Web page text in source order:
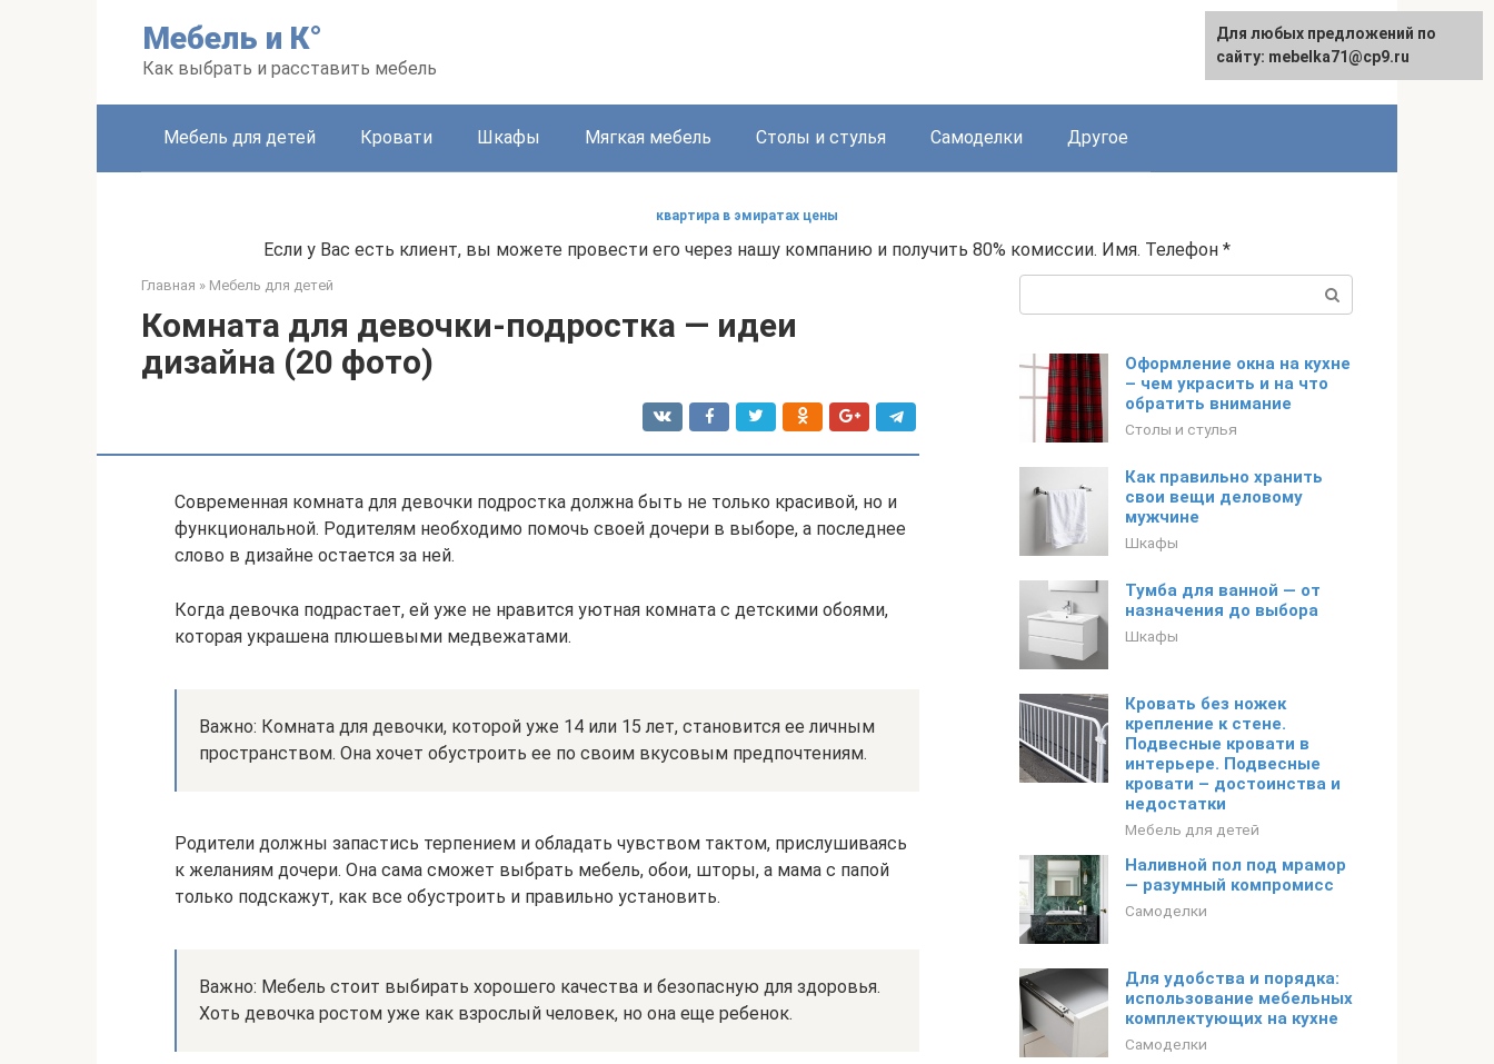
Мебель и К°
Как выбрать и расставить мебель
Мебель для детей Кровати Шкафы Мягкая мебель Столы и стулья Самоделки Другое
квартира в эмиратах цены
Если у Вас есть клиент, вы можете провести его через нашу компанию и получить 80% комиссии. Имя. Телефон *
Главная » Мебель для детей
Комната для девочки-подростка — идеи
дизайна (20 фото)
Современная комната для девочки подростка должна быть не только красивой, но и
функциональной. Родителям необходимо помочь своей дочери в выборе, а последнее
слово в дизайне остается за ней.
Когда девочка подрастает, ей уже не нравится уютная комната с детскими обоями,
которая украшена плюшевыми медвежатами.
Важно: Комната для девочки, которой уже 14 или 15 лет, становится ее личным
пространством. Она хочет обустроить ее по своим вкусовым предпочтениям.
Родители должны запастись терпением и обладать чувством тактом, прислушиваясь
к желаниям дочери. Она сама сможет выбрать мебель, обои, шторы, а мама с папой
только подскажут, как все обустроить и правильно установить.
Важно: Мебель стоит выбирать хорошего качества и безопасную для здоровья.
Хоть девочка ростом уже как взрослый человек, но она еще ребенок.
Оформление окна на кухне
– чем украсить и на что
обратить внимание
Столы и стулья
Как правильно хранить
свои вещи деловому
мужчине
Шкафы
Тумба для ванной — от
назначения до выбора
Шкафы
Кровать без ножек
крепление к стене.
Подвесные кровати в
интерьере. Подвесные
кровати – достоинства и
недостатки
Мебель для детей
Наливной пол под мрамор
— разумный компромисс
Самоделки
Для удобства и порядка:
использование мебельных
комплектующих на кухне
Самоделки
Для любых предложений по
сайту: mebelka71@cp9.ru